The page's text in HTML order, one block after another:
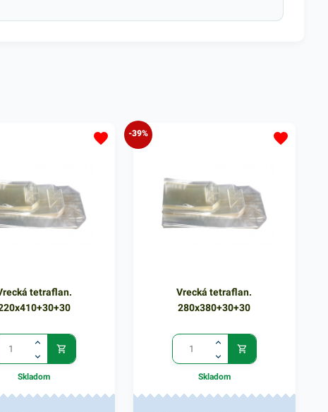
tetraflan.
Skladom
-39%
Vrecká tetraflan.
280x380+30+30
Skladom